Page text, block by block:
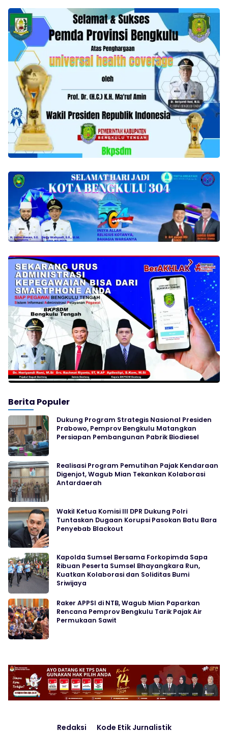
Berita Populer
Dukung Program Strategis Nasional Presiden
Prabowo, Pemprov Bengkulu Matangkan
Persiapan Pembangunan Pabrik Biodiesel
Realisasi Program Pemutihan Pajak Kendaraan
Digenjot, Wagub Mian Tekankan Kolaborasi
Antardaerah
Wakil Ketua Komisi III DPR Dukung Polri
Tuntaskan Dugaan Korupsi Pasokan Batu Bara
Penyebab Blackout
Kapolda Sumsel Bersama Forkopimda Sapa
Ribuan Peserta Sumsel Bhayangkara Run,
Kuatkan Kolaborasi dan Soliditas Bumi
Sriwijaya
Raker APPSI di NTB, Wagub Mian Paparkan
Rencana Pemprov Bengkulu Tarik Pajak Air
Permukaan Sawit
Redaksi Kode Etik Jurnalistik